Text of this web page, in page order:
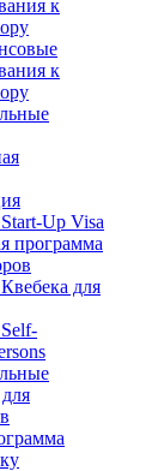
к
к
Up Visa
программа
для